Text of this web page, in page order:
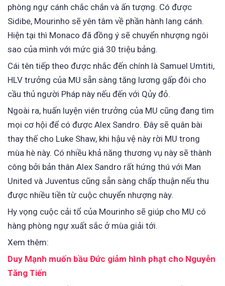
phòng ngự cánh chắc chắn và ấn tượng. Có được
Sidibe, Mourinho sẽ yên tâm về phần hành lang cánh.
Hiện tại thì Monaco đã đồng ý sẽ chuyển nhượng ngôi
sao của mình với mức giá 30 triệu bảng.
Cái tên tiếp theo được nhắc đến chính là Samuel Umtiti,
HLV trưởng của MU sẵn sàng tăng lương gấp đôi cho
cầu thủ người Pháp này nếu đến với Qủy đỏ.
Ngoài ra, huấn luyện viên trưởng của MU cũng đang tìm
mọi cơ hội để có được Alex Sandro. Đây sẽ quân bài
thay thế cho Luke Shaw, khi hậu vệ này rời MU trong
mùa hè này. Có nhiều khả năng thương vụ này sẽ thành
công bởi bản thân Alex Sandro rất hứng thú với Man
United và Juventus cũng sẵn sàng chấp thuận nếu thu
được nhiều tiền từ cuộc chuyển nhượng này.
Hy vọng cuộc cải tổ của Mourinho sẽ giúp cho MU có
hàng phòng ngự xuất sắc ở mùa giải tới.
Xem thêm:
Duy Mạnh muốn bầu Đức giảm hình phạt cho Nguyễn
Tăng Tiến